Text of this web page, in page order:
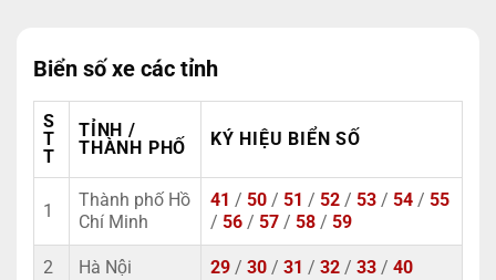
Biển số xe các tỉnh
S
T
T
TỈNH /
THÀNH PHỐ
KÝ HIỆU BIỂN SỐ
1
Thành phố Hồ
Chí Minh
41 / 50 / 51 / 52 / 53 / 54 / 55
/ 56 / 57 / 58 / 59
2 Hà Nội 29 / 30 / 31 / 32 / 33 / 40